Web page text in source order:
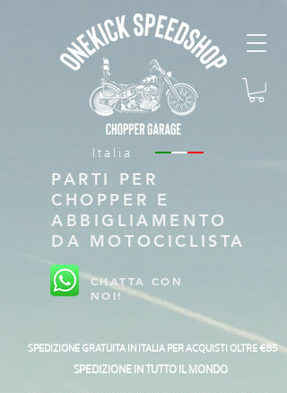
Italia
PARTI PER
CHOPPER E
ABBIGLIAMENTO
DA MOTOCICLISTA
CHATTA CON
NOI!
SPEDIZIONE GRATUITA IN ITALIA PER ACQUISTI OLTRE €85
SPEDIZIONE IN TUTTO IL MONDO